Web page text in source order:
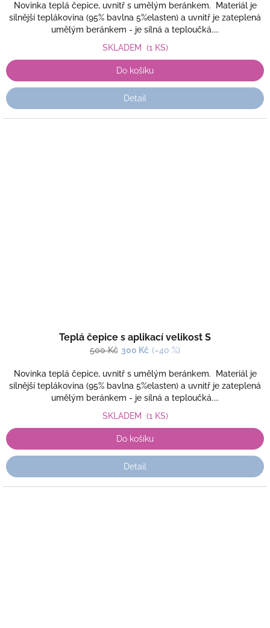
Novinka teplá čepice, uvnitř s umělým beránkem. Materiál je
silnější teplákovina (95% bavlna 5%elasten) a uvnitř je zateplená
umělým beránkem - je silná a teploučká....
SKLADEM (1 KS)
Do košíku
Detail
Teplá čepice s aplikací velikost S
500 Kč 300 Kč (–40 %)
Novinka teplá čepice, uvnitř s umělým beránkem. Materiál je
silnější teplákovina (95% bavlna 5%elasten) a uvnitř je zateplená
umělým beránkem - je silná a teploučká....
SKLADEM (1 KS)
Do košíku
Detail